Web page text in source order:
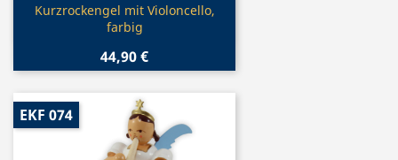
Vorschau
Kurzrockengel mit Violoncello,
farbig
44,90 €
EKF 074